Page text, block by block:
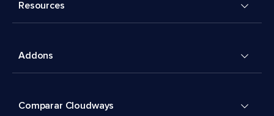
Resources
Addons
Comparar Cloudways